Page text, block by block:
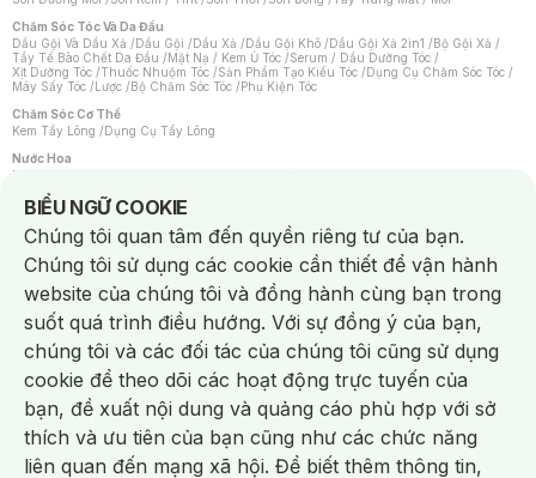
Chăm Sóc Tóc Và Da Đầu
Dầu Gội Và Dầu Xả /Dầu Gội /Dầu Xả /Dầu Gội Khô /Dầu Gội Xả 2in1 /Bộ Gội Xả /
Tẩy Tế Bào Chết Da Đầu /Mặt Nạ / Kem Ủ Tóc /Serum / Dầu Dưỡng Tóc /
Xịt Dưỡng Tóc /Thuốc Nhuộm Tóc /Sản Phẩm Tạo Kiểu Tóc /Dụng Cụ Chăm Sóc Tóc /
Máy Sấy Tóc /Lược /Bộ Chăm Sóc Tóc /Phụ Kiện Tóc
Chăm Sóc Cơ Thể
Kem Tẩy Lông /Dụng Cụ Tẩy Lông
Nước Hoa
Nước Hoa Nữ
Chăm Sóc Cá Nhân
Chống Muỗi /Khẩu Trang /Máy Massage/Mặt Nạ Xông Hơi /Nước Rửa Tay/
Sản Phẩm Chăm Sóc Khác /Bàn Chải Đánh Răng /Bàn Chải Điện/
Hỗ Trợ Trắng Răng/Kem Đánh Răng /Máy Tăm Nước/ Nước Súc Miệng/
Tăm / Chỉ Nha Khoa/ Xịt Thơm Miệng / Dung Dịch Vệ Sinh/Dưỡng Vùng Kín/
Khăn Ướt Vệ Sinh Vùng Kín/Băng Vệ Sinh/Tampon/Bọt Cạo Râu /Dao Cạo Râu/
Máy Cạo Râu
Vấn Đề Về Da
Da Dầu / Lỗ Chân Lông To/ Da Khô / Mất Nước/ Da Lão Hóa/ Da Mụn/
Da Nhạy Cảm / Kích Ứng
Da Xỉn Màu Thâm / Nám / Tàn Nhang
Quầng Thâm & Bọng Mắt /Sẹo /Viêm Da Cơ Địa
Dụng Cụ / Phụ Kiện Chăm Sóc Da
Bông Tẩy Trang
Khăn Lau Mặt Khô Dụng Cụ / Máy Rửa Mặt Máy Chăm Sóc Da
Dụng Cụ Chăm Sóc Khác
BIỂU NGỮ COOKIE
Notice about cookies usage
Chúng tôi quan tâm đến quyền riêng tư của bạn.
Chúng tôi sử dụng các cookie cần thiết để vận hành
website của chúng tôi và đồng hành cùng bạn trong
suốt quá trình điều hướng. Với sự đồng ý của bạn,
chúng tôi và các đối tác của chúng tôi cũng sử dụng
cookie để theo dõi các hoạt động trực tuyến của
bạn, đề xuất nội dung và quảng cáo phù hợp với sở
thích và ưu tiên của bạn cũng như các chức năng
liên quan đến mạng xã hội. Để biết thêm thông tin,